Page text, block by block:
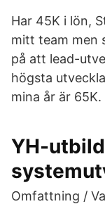
Har 45K i lön,
mitt team men
på att lead-
högsta
mina år är 65K.
YH-
Omfattning /